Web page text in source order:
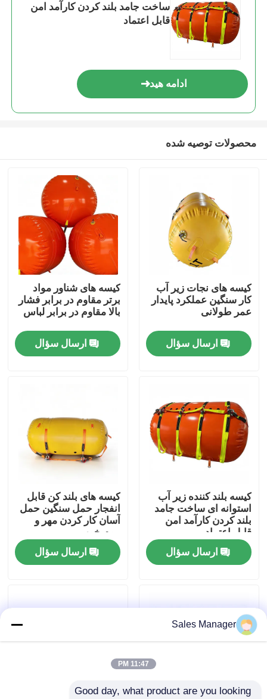
خانه
فیلم های
دربارهی ما
کارخانه تور
کنترل کیفیت
کیسه هوا لاستیکی دریایی
کیسه هوای بادی دریایی
ساخت جامد بلند کردن کارآمد امن
قابل اعتماد
ادامه هید
محصولات توصیه شده
کیسه های نجات زیر آب
کار سنگین عملکرد پایدار
عمر طولانی
ارسال سؤال
کیسه های شناور مواد
برتر مقاوم در برابر فشار
بالا مقاوم در برابر لباس
ارسال سؤال
کیسه بلند کننده زیر آب
استوانه ای ساخت جامد
بلند کردن کارآمد امن
قابل اعتماد
ارسال سؤال
کیسه های بلند کن قابل
انفجار حمل سنگین حمل
آسان کار کردن مهر و
موم خوب
ارسال سؤال
Sales Manager
11:47 PM
Good day, what product are you looking